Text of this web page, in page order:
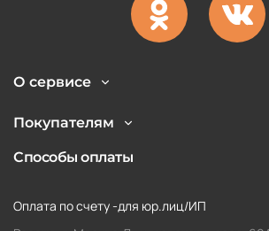
О сервисе
Покупателям
Способы оплаты
Оплата по счету -для юр.лиц/ИП